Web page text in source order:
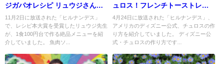
ジガパオレシピ リュウジさん考
案
11月2日に放送された「ヒルナンデス」
で、レシピ本大賞を受賞したリュウジ先生
が、1食100円台で作る絶品メニューを紹
介していました。 魚肉ソ...
ュロス！フレンチトーストレシ
ピも
4月24日に放送された「ヒルナンデス」、
アメリカのディズニー公式、チュロスの作
り方を紹介していました。 ディズニー公
式・チュロスの作り方です...